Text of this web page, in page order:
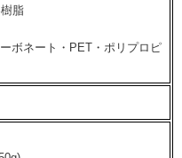
脂
ボネート・PET・ポリプロピ